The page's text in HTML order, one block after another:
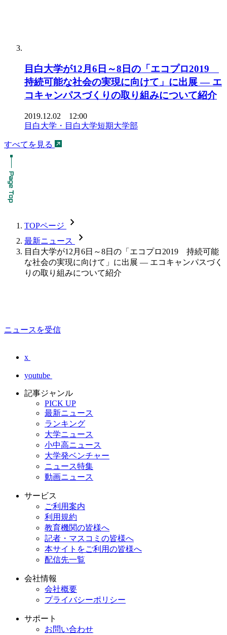
目白大学が12月6日～8日の「エコプロ2019
持続可能な社会の実現に向けて」に出展 — エ
コキャンパスづくりの取り組みについて紹介
2019.12.02 12:00
目白大学・目白大学短期大学部
すべてを見る
TOPページ chevron_forward
最新ニュース chevron_forward
目白大学が12月6日～8日の「エコプロ2019 持続可能
な社会の実現に向けて」に出展 — エコキャンパスづく
りの取り組みについて紹介
ニュースを受信
x
youtube
記事ジャンル
PICK UP
最新ニュース
ランキング
大学ニュース
小中高ニュース
大学発ベンチャー
ニュース特集
動画ニュース
サービス
ご利用案内
利用規約
教育機関の皆様へ
記者・マスコミの皆様へ
本サイトをご利用の皆様へ
配信先一覧
会社情報
会社概要
プライバシーポリシー
サポート
お問い合わせ